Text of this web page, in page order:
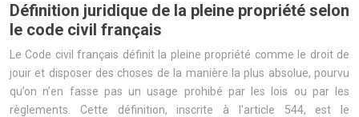
Définition juridique de la pleine propriété selon
le code civil français
Le Code civil français définit la pleine propriété comme le droit de
jouir et disposer des choses de la manière la plus absolue, pourvu
qu’on n’en fasse pas un usage prohibé par les lois ou par les
règlements. Cette définition, inscrite à l’article 544, est le